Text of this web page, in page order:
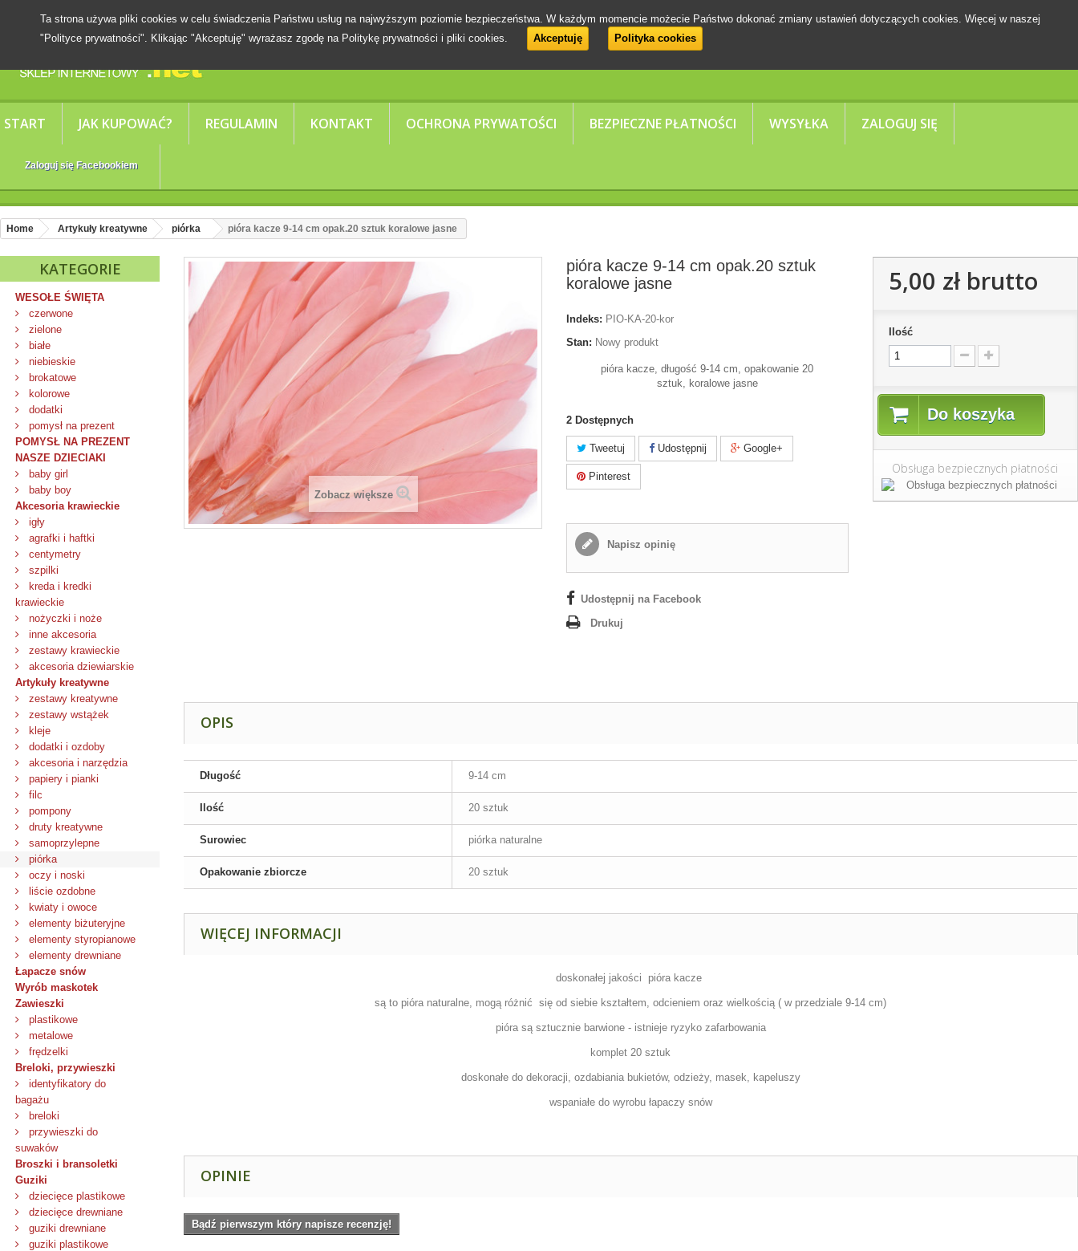
START JAK KUPOWAĆ? REGULAMIN KONTAKT OCHRONA PRYWATOŚCI BEZPIECZNE PŁATNOŚCI WYSYŁKA ZALOGUJ SIĘ
Zaloguj się Facebookiem
Ta strona używa pliki cookies w celu świadczenia Państwu usług na najwyższym poziomie bezpieczeństwa. W każdym momencie możecie Państwo dokonać zmiany ustawień dotyczących cookies. Więcej w naszej
"Polityce prywatności". Klikając "Akceptuję" wyrażasz zgodę na Politykę prywatności i pliki cookies.
Akceptuję Polityka cookies
Home Artykuły kreatywne piórka pióra kacze 9-14 cm opak.20 sztuk koralowe jasne
KATEGORIE
WESOŁE ŚWIĘTA
czerwone
zielone
białe
niebieskie
brokatowe
kolorowe
dodatki
pomysł na prezent
POMYSŁ NA PREZENT
NASZE DZIECIAKI
baby girl
baby boy
Akcesoria krawieckie
igły
agrafki i haftki
centymetry
szpilki
kreda i kredki
krawieckie
nożyczki i noże
inne akcesoria
zestawy krawieckie
akcesoria dziewiarskie
Artykuły kreatywne
zestawy kreatywne
zestawy wstążek
kleje
dodatki i ozdoby
akcesoria i narzędzia
papiery i pianki
filc
pompony
druty kreatywne
samoprzylepne
piórka
oczy i noski
liście ozdobne
kwiaty i owoce
elementy biżuteryjne
elementy styropianowe
elementy drewniane
Łapacze snów
Wyrób maskotek
Zawieszki
plastikowe
metalowe
frędzelki
Breloki, przywieszki
identyfikatory do
bagażu
breloki
przywieszki do
suwaków
Broszki i bransoletki
Guziki
dziecięce plastikowe
dziecięce drewniane
guziki drewniane
guziki plastikowe
Zobacz większe
pióra kacze 9-14 cm opak.20 sztuk
koralowe jasne
Indeks: PIO-KA-20-kor
Stan: Nowy produkt
pióra kacze, długość 9-14 cm, opakowanie 20
sztuk, koralowe jasne
2 Dostępnych
Tweetuj Udostępnij Google+
Pinterest
Napisz opinię
Udostępnij na Facebook
Drukuj
5,00 złbrutto
Ilość
Do koszyka
Obsługa bezpiecznych płatności
OPIS
Długość 9-14 cm
Ilość 20 sztuk
Surowiec piórka naturalne
Opakowanie zbiorcze 20 sztuk
WIĘCEJ INFORMACJI
doskonałej jakości pióra kacze
są to pióra naturalne, mogą różnić się od siebie kształtem, odcieniem oraz wielkością ( w przedziale 9-14 cm)
pióra są sztucznie barwione - istnieje ryzyko zafarbowania
komplet 20 sztuk
doskonałe do dekoracji, ozdabiania bukietów, odzieży, masek, kapeluszy
wspaniałe do wyrobu łapaczy snów
OPINIE
Bądź pierwszym który napisze recenzję!